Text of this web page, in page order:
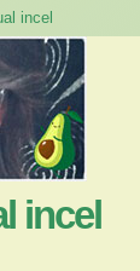
incel